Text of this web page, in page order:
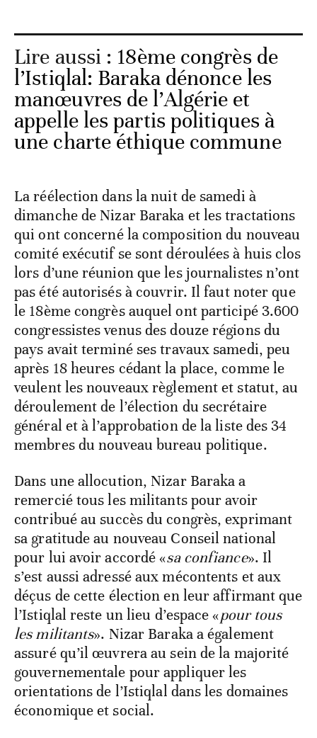
Lire aussi : 18ème congrès de
l’Istiqlal: Baraka dénonce les
manœuvres de l’Algérie et
appelle les partis politiques à
une charte éthique commune
La réélection dans la nuit de samedi à
dimanche de Nizar Baraka et les tractations
qui ont concerné la composition du nouveau
comité exécutif se sont déroulées à huis clos
lors d’une réunion que les journalistes n’ont
pas été autorisés à couvrir. Il faut noter que
le 18ème congrès auquel ont participé 3.600
congressistes venus des douze régions du
pays avait terminé ses travaux samedi, peu
après 18 heures cédant la place, comme le
veulent les nouveaux règlement et statut, au
déroulement de l’élection du secrétaire
général et à l’approbation de la liste des 34
membres du nouveau bureau politique.
Dans une allocution, Nizar Baraka a
remercié tous les militants pour avoir
contribué au succès du congrès, exprimant
sa gratitude au nouveau Conseil national
pour lui avoir accordé «sa confiance». Il
s’est aussi adressé aux mécontents et aux
déçus de cette élection en leur affirmant que
l’Istiqlal reste un lieu d’espace «pour tous
les militants». Nizar Baraka a également
assuré qu’il œuvrera au sein de la majorité
gouvernementale pour appliquer les
orientations de l’Istiqlal dans les domaines
économique et social.